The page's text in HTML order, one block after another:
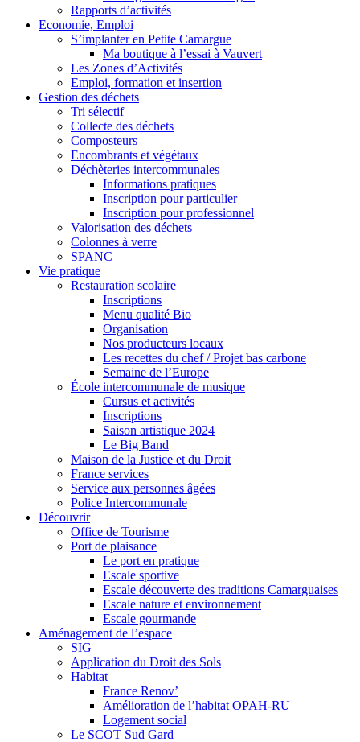
Rapports d’activités
Economie, Emploi
S’implanter en Petite Camargue
Ma boutique à l’essai à Vauvert
Les Zones d’Activités
Emploi, formation et insertion
Gestion des déchets
Tri sélectif
Collecte des déchets
Composteurs
Encombrants et végétaux
Déchèteries intercommunales
Informations pratiques
Inscription pour particulier
Inscription pour professionnel
Valorisation des déchets
Colonnes à verre
SPANC
Vie pratique
Restauration scolaire
Inscriptions
Menu qualité Bio
Organisation
Nos producteurs locaux
Les recettes du chef / Projet bas carbone
Semaine de l’Europe
École intercommunale de musique
Cursus et activités
Inscriptions
Saison artistique 2024
Le Big Band
Maison de la Justice et du Droit
France services
Service aux personnes âgées
Police Intercommunale
Découvrir
Office de Tourisme
Port de plaisance
Le port en pratique
Escale sportive
Escale découverte des traditions Camarguaises
Escale nature et environnement
Escale gourmande
Aménagement de l’espace
SIG
Application du Droit des Sols
Habitat
France Renov’
Amélioration de l’habitat OPAH-RU
Logement social
Le SCOT Sud Gard